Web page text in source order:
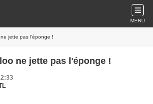
MENU
jette pas l'éponge !
ne jette pas l'éponge !